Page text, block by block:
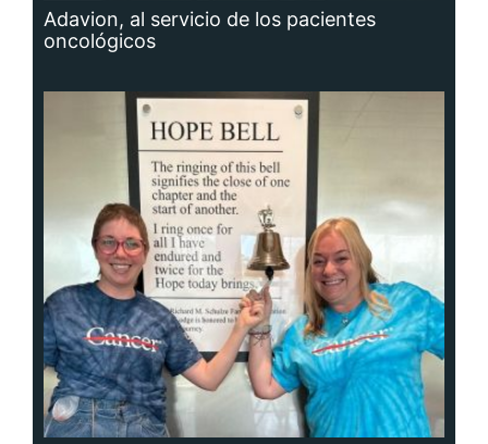
Adavion, al servicio de los pacientes
oncológicos